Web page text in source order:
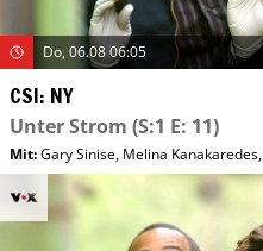
Do, 06.08 06:05
CSI: NY
Unter Strom (S:1 E: 11)
Mit:Gary Sinise, Melina Kanakaredes,